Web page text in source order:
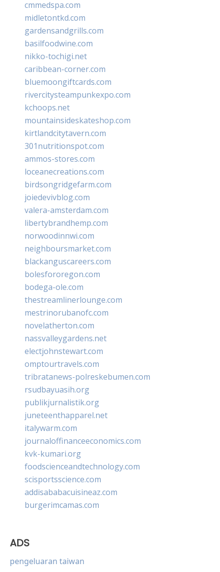
cmmedspa.com
midletontkd.com
gardensandgrills.com
basilfoodwine.com
nikko-tochigi.net
caribbean-corner.com
bluemoongiftcards.com
rivercitysteampunkexpo.com
kchoops.net
mountainsideskateshop.com
kirtlandcitytavern.com
301nutritionspot.com
ammos-stores.com
loceanecreations.com
birdsongridgefarm.com
joiedevivblog.com
valera-amsterdam.com
libertybrandhemp.com
norwoodinnwi.com
neighboursmarket.com
blackanguscareers.com
bolesfororegon.com
bodega-ole.com
thestreamlinerlounge.com
mestrinorubanofc.com
novelatherton.com
nassvalleygardens.net
electjohnstewart.com
omptourtravels.com
tribratanews-polreskebumen.com
rsudbayuasih.org
publikjurnalistik.org
juneteenthapparel.net
italywarm.com
journaloffinanceeconomics.com
kvk-kumari.org
foodscienceandtechnology.com
scisportsscience.com
addisababacuisineaz.com
burgerimcamas.com
ADS
pengeluaran taiwan